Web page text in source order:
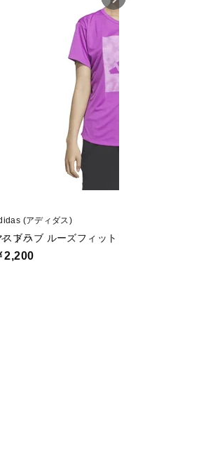
ブラ
(アディダス)
ストハブ ルーズフィット グラフィック 半袖 T
2,200